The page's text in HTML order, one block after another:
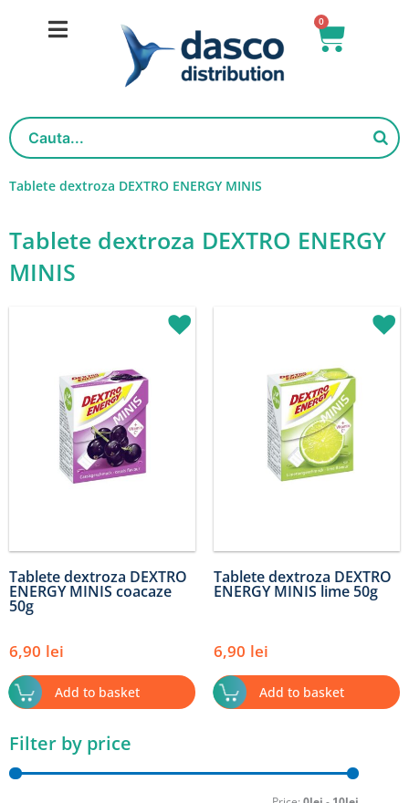
0
Basket
Tablete dextroza DEXTRO ENERGY MINIS
Filter by price
price
price
Tablete dextroza DEXTRO ENERGY
MINIS
Tablete dextroza DEXTRO
ENERGY MINIS coacaze
50g
6,90 lei
Add to basket
Tablete dextroza DEXTRO
ENERGY MINIS lime 50g
6,90 lei
Add to basket